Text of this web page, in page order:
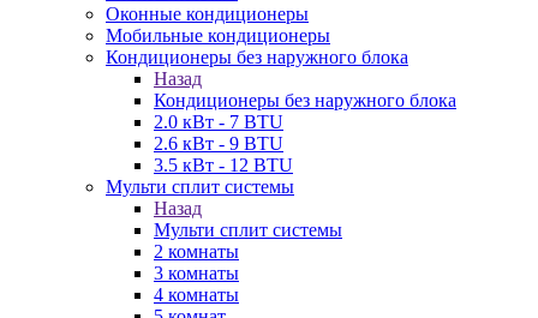
Оконные кондиционеры
Мобильные кондиционеры
Кондиционеры без наружного блока
Назад
Кондиционеры без наружного блока
2.0 кВт - 7 BTU
2.6 кВт - 9 BTU
3.5 кВт - 12 BTU
Мульти сплит системы
Назад
Мульти сплит системы
2 комнаты
3 комнаты
4 комнаты